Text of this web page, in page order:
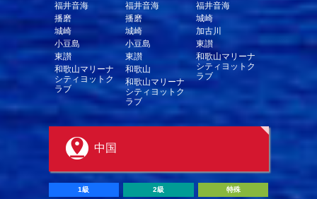
福井音海
播磨
城崎
小豆島
東讃
和歌山マリーナ
シティヨットク
ラブ
福井音海
播磨
城崎
小豆島
東讃
和歌山
和歌山マリーナ
シティヨットク
ラブ
福井音海
城崎
加古川
東讃
和歌山マリーナ
シティヨットク
ラブ
中国
1級
2級
特殊